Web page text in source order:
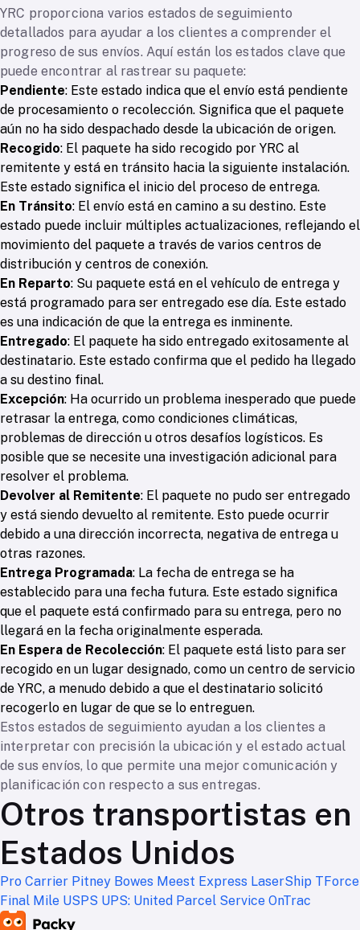
YRC proporciona varios estados de seguimiento
detallados para ayudar a los clientes a comprender el
progreso de sus envíos. Aquí están los estados clave que
puede encontrar al rastrear su paquete:
Pendiente: Este estado indica que el envío está pendiente
de procesamiento o recolección. Significa que el paquete
aún no ha sido despachado desde la ubicación de origen.
Recogido: El paquete ha sido recogido por YRC al
remitente y está en tránsito hacia la siguiente instalación.
Este estado significa el inicio del proceso de entrega.
En Tránsito: El envío está en camino a su destino. Este
estado puede incluir múltiples actualizaciones, reflejando el
movimiento del paquete a través de varios centros de
distribución y centros de conexión.
En Reparto: Su paquete está en el vehículo de entrega y
está programado para ser entregado ese día. Este estado
es una indicación de que la entrega es inminente.
Entregado: El paquete ha sido entregado exitosamente al
destinatario. Este estado confirma que el pedido ha llegado
a su destino final.
Excepción: Ha ocurrido un problema inesperado que puede
retrasar la entrega, como condiciones climáticas,
problemas de dirección u otros desafíos logísticos. Es
posible que se necesite una investigación adicional para
resolver el problema.
Devolver al Remitente: El paquete no pudo ser entregado
y está siendo devuelto al remitente. Esto puede ocurrir
debido a una dirección incorrecta, negativa de entrega u
otras razones.
Entrega Programada: La fecha de entrega se ha
establecido para una fecha futura. Este estado significa
que el paquete está confirmado para su entrega, pero no
llegará en la fecha originalmente esperada.
En Espera de Recolección: El paquete está listo para ser
recogido en un lugar designado, como un centro de servicio
de YRC, a menudo debido a que el destinatario solicitó
recogerlo en lugar de que se lo entreguen.
Estos estados de seguimiento ayudan a los clientes a
interpretar con precisión la ubicación y el estado actual
de sus envíos, lo que permite una mejor comunicación y
planificación con respecto a sus entregas.
Otros transportistas en
Estados Unidos
Pro Carrier Pitney Bowes Meest Express LaserShip TForce
Final Mile USPS UPS: United Parcel Service OnTrac